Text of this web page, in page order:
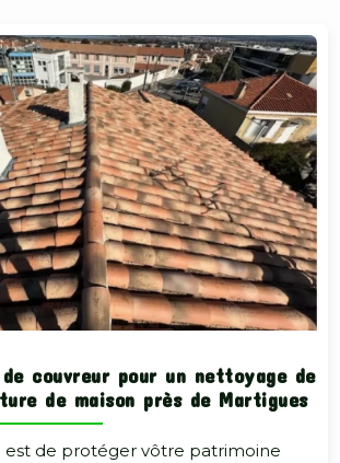
couvreur pour un nettoyage de
de maison près de Martigues
de protéger vôtre patrimoine